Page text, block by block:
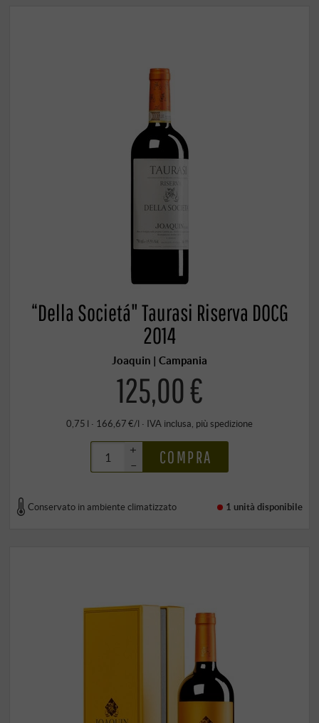
“Della Societá" Taurasi Riserva DOCG
2014
Joaquin | Campania
125,00 €
0,75 l · 166,67 €/l · IVA inclusa, più spedizione
+
–
COMPRA
Conservato in ambiente climatizzato 1 unità disponibile